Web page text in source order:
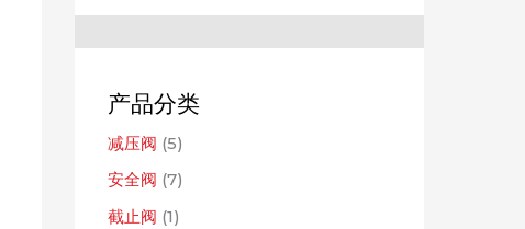
：
产品分类
减压阀 (5)
安全阀 (7)
截止阀 (1)